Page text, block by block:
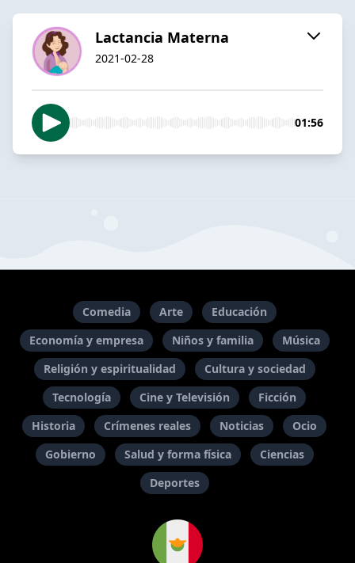
Lactancia Materna
2021-02-28
01:56
Comedia Arte
Educación
Economía y empresa
Niños y familia
Música
Religión y espiritualidad
Cultura y sociedad
Tecnología
Cine y Televisión
Ficción
Historia
Crímenes reales Noticias
Ocio
Gobierno
Salud y forma física
Ciencias
Deportes